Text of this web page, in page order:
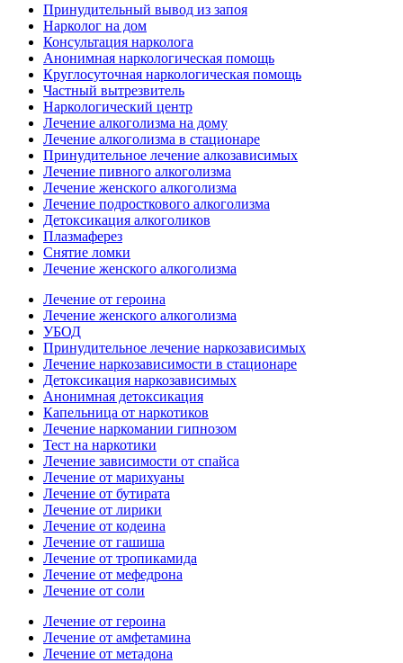
Принудительный вывод из запоя
Нарколог на дом
Консультация нарколога
Анонимная наркологическая помощь
Круглосуточная наркологическая помощь
Частный вытрезвитель
Наркологический центр
Лечение алкоголизма на дому
Лечение алкоголизма в стационаре
Принудительное лечение алкозависимых
Лечение пивного алкоголизма
Лечение женского алкоголизма
Лечение подросткового алкоголизма
Детоксикация алкоголиков
Плазмаферез
Снятие ломки
Лечение женского алкоголизма
Лечение от героина
Лечение женского алкоголизма
УБОД
Принудительное лечение наркозависимых
Лечение наркозависимости в стационаре
Детоксикация наркозависимых
Анонимная детоксикация
Капельница от наркотиков
Лечение наркомании гипнозом
Тест на наркотики
Лечение зависимости от спайса
Лечение от марихуаны
Лечение от бутирата
Лечение от лирики
Лечение от кодеина
Лечение от гашиша
Лечение от тропикамида
Лечение от мефедрона
Лечение от соли
Лечение от героина
Лечение от амфетамина
Лечение от метадона